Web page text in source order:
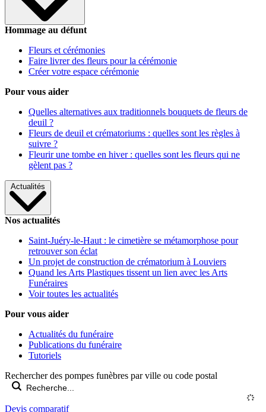
Hommage au défunt
Fleurs et cérémonies
Faire livrer des fleurs pour la cérémonie
Créer votre espace cérémonie
Pour vous aider
Quelles alternatives aux traditionnels bouquets de fleurs de
deuil ?
Fleurs de deuil et crématoriums : quelles sont les règles à
suivre ?
Fleurir une tombe en hiver : quelles sont les fleurs qui ne
gèlent pas ?
Actualités
Nos actualités
Saint-Juéry-le-Haut : le cimetière se métamorphose pour
retrouver son éclat
Un projet de construction de crématorium à Louviers
Quand les Arts Plastiques tissent un lien avec les Arts
Funéraires
Voir toutes les actualités
Pour vous aider
Actualités du funéraire
Publications du funéraire
Tutoriels
Rechercher des pompes funèbres par ville ou code postal
Devis comparatif